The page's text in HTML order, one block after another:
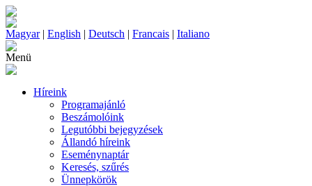
Magyar| English | Deutsch | Francais | Italiano
Menü
Híreink
Programajánló
Beszámolóink
Legutóbbi bejegyzések
Állandó híreink
Eseménynaptár
Keresés, szűrés
Ünnepkörök